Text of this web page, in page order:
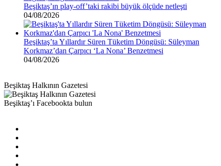
Beşiktaş’ın play-off’taki rakibi büyük ölçüde netleşti
04/08/2026
Beşiktaş’ta Yıllardır Süren Tüketim Döngüsü: Süleyman
Korkmaz’dan Çarpıcı ‘La Nona’ Benzetmesi
04/08/2026
Beşiktaş Halkının Gazetesi
Beşiktaş’ı Facebookta bulun